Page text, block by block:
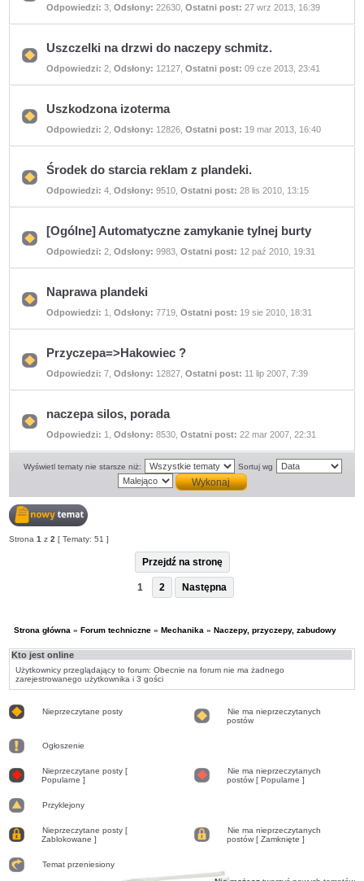
Nie
nieprzeczytanych
Odpowiedzi: 3 ,Odsłony: 22630 ,Ostatni post: 27 wrz 2013, 16:39
Nie
nieprzeczytanych
Uszczelki na drzwi do naczepy schmitz.
Odpowiedzi: 2 ,Odsłony: 12127 ,Ostatni post: 09 cze 2013, 23:41
Nie
nieprzeczytanych
Uszkodzona izoterma
Odpowiedzi: 2 ,Odsłony: 12826 ,Ostatni post: 19 mar 2013, 16:40
Nie
nieprzeczytanych
Środek do starcia reklam z plandeki.
Odpowiedzi: 4 ,Odsłony: 9510 ,Ostatni post: 28 lis 2010, 13:15
Nie
nieprzeczytanych
[Ogólne] Automatyczne zamykanie tylnej burty
Odpowiedzi: 2 ,Odsłony: 9983 ,Ostatni post: 12 paź 2010, 19:31
Nie
nieprzeczytanych
Naprawa plandeki
Odpowiedzi: 1 ,Odsłony: 7719 ,Ostatni post: 19 sie 2010, 18:31
Nie
nieprzeczytanych
Przyczepa=>Hakowiec ?
Odpowiedzi: 7 ,Odsłony: 12827 ,Ostatni post: 11 lip 2007, 7:39
Nie
nieprzeczytanych
naczepa silos, porada
Odpowiedzi: 1 ,Odsłony: 8530 ,Ostatni post: 22 mar 2007, 22:31
Wyświetl tematy nie starsze niż: Sortuj wg
temat
Strona1 z2 [ Tematy: 51 ]
Przejdź na stronę
1 2 Następna
Strona główna »Forum techniczne »Mechanika »Naczepy, przyczepy, zabudowy
Kto jest online
Użytkownicy przeglądający to forum: Obecnie na forum nie ma żadnego
zarejestrowanego użytkownika i 3 gości
Nieprzeczytane posty
Nie ma nieprzeczytanych
postów
Ogłoszenie
Nieprzeczytane
Nieprzeczytane posty [
Popularne ]
Popularne
Nie ma nieprzeczytanych
postów [ Popularne ]
Przyklejony
Nieprzeczytane posty [
Zablokowane ]
postów
Nie ma nieprzeczytanych
postów [ Zamknięte ]
Temat przeniesiony